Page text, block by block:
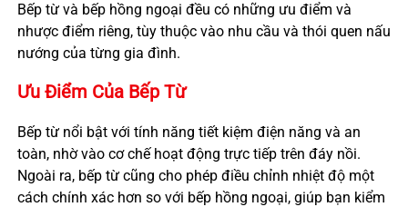
Bếp từ và bếp hồng ngoại đều có những ưu điểm và
nhược điểm riêng, tùy thuộc vào nhu cầu và thói quen nấu
nướng của từng gia đình.
Ưu Điểm Của Bếp Từ
Bếp từ nổi bật với tính năng tiết kiệm điện năng và an
toàn, nhờ vào cơ chế hoạt động trực tiếp trên đáy nồi.
Ngoài ra, bếp từ cũng cho phép điều chỉnh nhiệt độ một
cách chính xác hơn so với bếp hồng ngoại, giúp bạn kiểm